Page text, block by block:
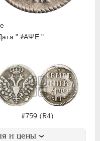
" ҂АΨЕ "
#759 (R4)
и цены